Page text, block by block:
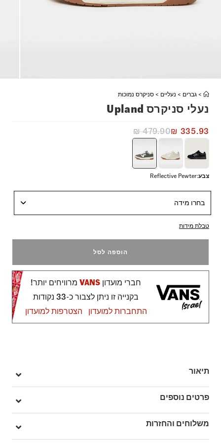
> גברים > נעליים > סניקרס נמוכות
נעלי סניקרס Upland
₪479.90₪ 335.93
צבע:
Reflective Pewter
בחרו מידה
טבלת מידות
הוספה לסל
חברי מועדון VANSמרוויחים יותר!
בקנייה זו ניתן לצבור כ-33 נקודות
התחברות למועדון
הצטרפות למועדון
תיאור
צ’אנקי ותומך, שימוש בחומרי ובדי פרימיום, ולוגו ה – V הנוסטלגי שלנו
משלימים את הלוק האיקוני אך מודרני של נעלי ה – Upland , הן מגיעות
עם שרוכי אוברסייז, מיתוג לוגו Vans על הלשונית, וסוליית וואפל
פרטים נוספים
מק"ט: V00D25PWT
משלוחים והחזרות